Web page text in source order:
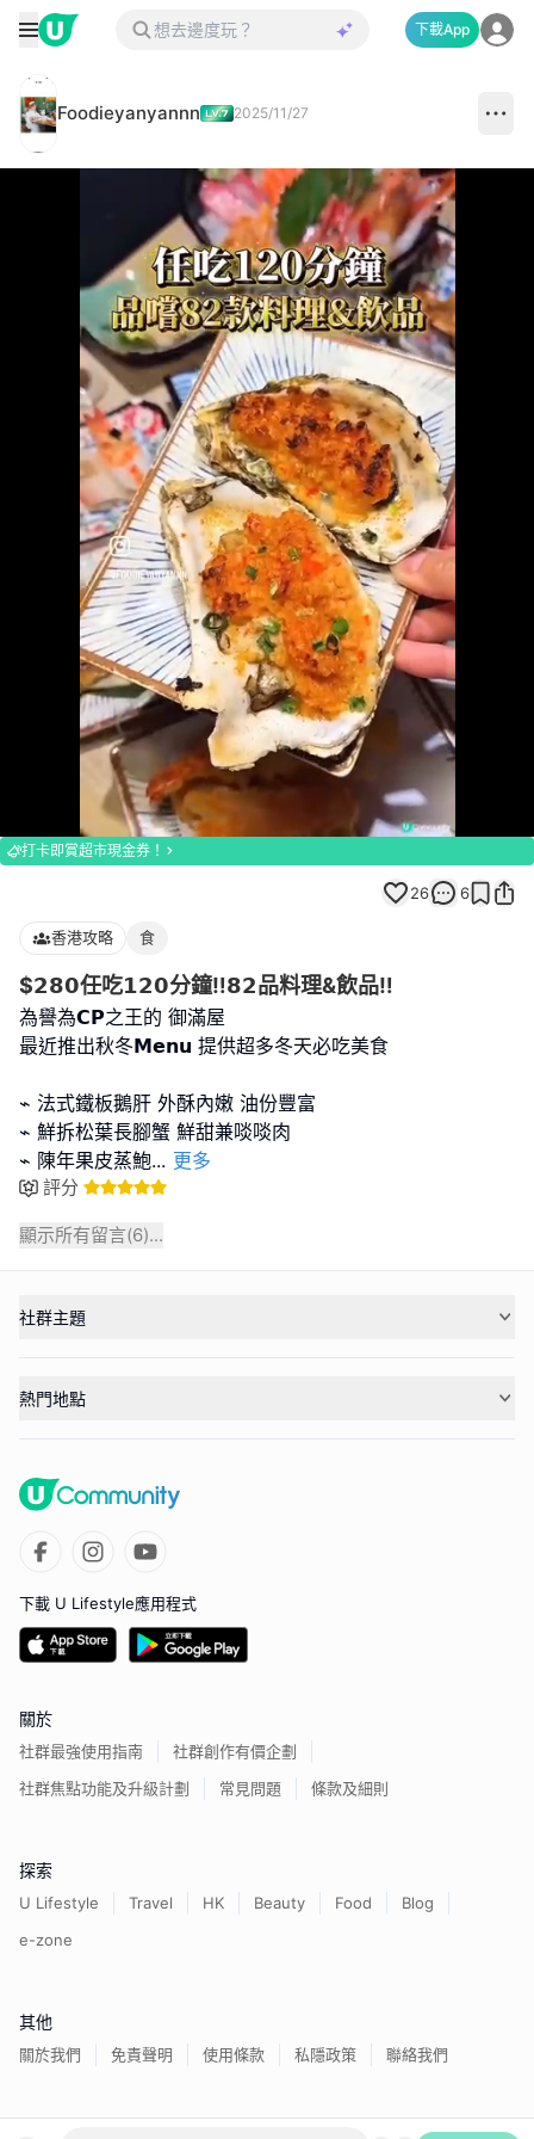
下載App
Foodieyanyannn 2025/11/27
打卡即賞超市現金券！
26 6
香港攻略 食
$𝟮𝟴𝟬任吃𝟭𝟮𝟬分鐘‼️𝟴𝟮品料理&飲品‼️
為譽為𝗖𝗣之王的 御滿屋
最近推出秋冬𝗠𝗲𝗻𝘂 提供超多冬天必吃美食
⌁ 法式鐵板鵝肝 外酥內嫩 油份豐富
⌁ 鮮拆松葉長腳蟹 鮮甜兼啖啖肉
⌁ 陳年果皮蒸鮑... 更多
評分
顯示所有留言(6)...
社群主題
熱門地點
下載 U Lifestyle應用程式
關於
社群最強使用指南
社群創作有價企劃
社群焦點功能及升級計劃
常見問題 條款及細則
探索
U Lifestyle Travel HK Beauty Food
Blog
e-zone
其他
關於我們 免責聲明 使用條款 私隱政策 聯絡我們